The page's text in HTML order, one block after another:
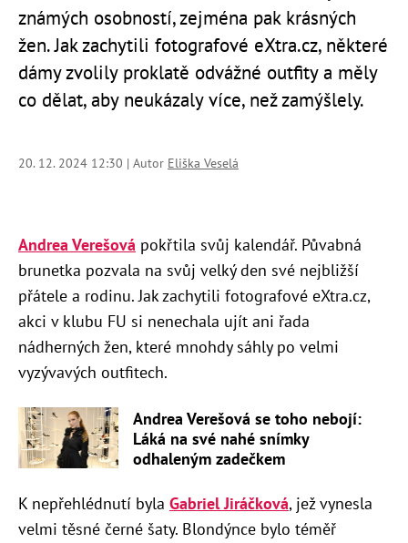
známých osobností, zejména pak krásných
žen. Jak zachytili fotografové eXtra.cz, některé
dámy zvolily proklatě odvážné outfity a měly
co dělat, aby neukázaly více, než zamýšlely.
20. 12. 2024 12:30 | Autor Eliška Veselá
Andrea Verešová pokřtila svůj kalendář. Půvabná
brunetka pozvala na svůj velký den své nejbližší
přátele a rodinu. Jak zachytili fotografové eXtra.cz,
akci v klubu FU si nenechala ujít ani řada
nádherných žen, které mnohdy sáhly po velmi
vyzývavých outfitech.
Andrea Verešová se toho nebojí:
Láká na své nahé snímky
odhaleným zadečkem
K nepřehlédnutí byla Gabriel Jiráčková, jež vynesla
velmi těsné černé šaty. Blondýnce bylo téměř